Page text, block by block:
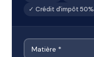
✓ Crédit d'impôt 50%